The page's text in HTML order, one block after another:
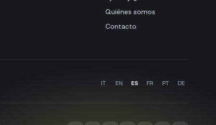
Quiénes somos
Contacto
IT EN ES FR PT DE
·